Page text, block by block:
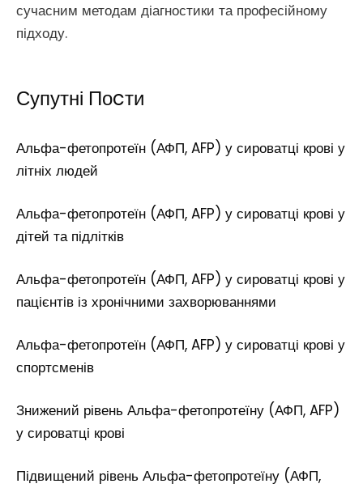
сучасним методам діагностики та професійному
підходу.
Супутні Поcти
Альфа-фетопротеїн (АФП, AFP) у сироватці крові у
літніх людей
Альфа-фетопротеїн (АФП, AFP) у сироватці крові у
дітей та підлітків
Альфа-фетопротеїн (АФП, AFP) у сироватці крові у
пацієнтів із хронічними захворюваннями
Альфа-фетопротеїн (АФП, AFP) у сироватці крові у
спортсменів
Знижений рівень Альфа-фетопротеїну (АФП, AFP)
у сироватці крові
Підвищений рівень Альфа-фетопротеїну (АФП,